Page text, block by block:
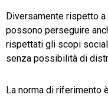
Diversamente rispetto
possono perseguire
rispettati gli scopi
senza possibilità di
La norma di riferimento